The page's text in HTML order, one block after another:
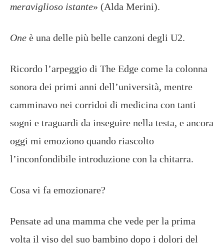
meraviglioso istante» (Alda Merini).
One è una delle più belle canzoni degli U2.
Ricordo l’arpeggio di The Edge come la colonna
sonora dei primi anni dell’università, mentre
camminavo nei corridoi di medicina con tanti
sogni e traguardi da inseguire nella testa, e ancora
oggi mi emoziono quando riascolto
l’inconfondibile introduzione con la chitarra.
Cosa vi fa emozionare?
Pensate ad una mamma che vede per la prima
volta il viso del suo bambino dopo i dolori del